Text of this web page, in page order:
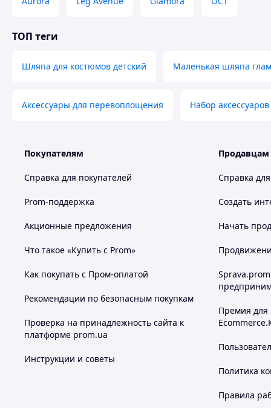
ТОП теги
Шляпа для костюмов детский Маленькая шляпа
Аксессуары для перевоплощения Набор
Покупателям
Справка для покупателей
Prom-поддержка
Акционные предложения
Что такое «Купить с Prom»
Как покупать с Пром-оплатой
Рекомендации по безопасным покупкам
Проверка на принадлежность сайта к
платформе prom.ua
Инструкции и советы
Продавцам
Справка
Создать
Начать
Премия для
Политика
Правила